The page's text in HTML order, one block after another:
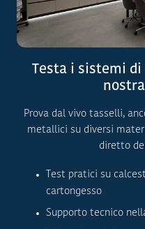
Testa i sistemi
Prova dal vivo tasselli,
metallici su diversi
diretto
Test pratici su
cartongesso
Supporto tecnico